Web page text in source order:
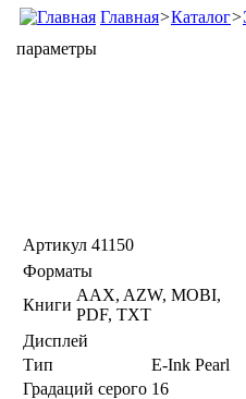
Главная>Каталог>
параметры
Артикул 41150
Форматы
Книги
AAX, AZW, MOBI,
PDF, TXT
Дисплей
Тип
E-Ink Pearl
Градаций серого 16